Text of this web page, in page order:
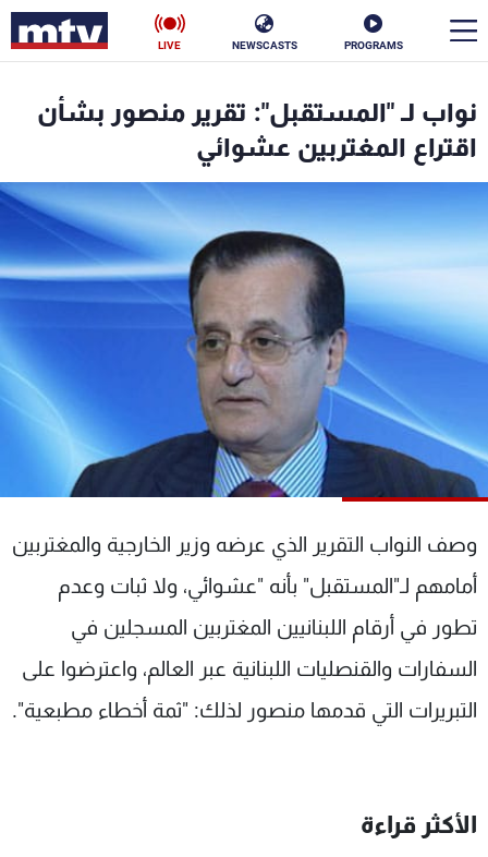
PROGRAMS
NEWSCASTS
LIVE
نواب لـ "المستقبل": تقرير منصور بشأن
اقتراع المغتربين عشوائي
وصف النواب التقرير الذي عرضه وزير الخارجية والمغتربين
أمامهم لـ"المستقبل" بأنه "عشوائي، ولا ثبات وعدم
تطور في أرقام اللبنانيين المغتربين المسجلين في
السفارات والقنصليات اللبنانية عبر العالم، واعترضوا على
التبريرات التي قدمها منصور لذلك: "ثمة أخطاء مطبعية".
الأكثر قراءة
الأخبار
ناس
إقتصاد فن
منوعات رياضة
كأس العالم
البرامج
جدول البرامج
الترددات
الإنـتـاج
لاعلاناتكم
تواصل معنا
شروط الإسـتخدام
سياسة الخصوصية